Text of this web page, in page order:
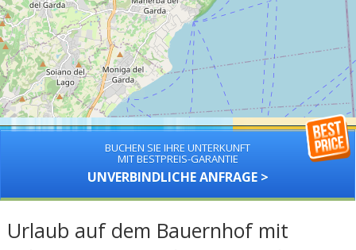
BUCHEN SIE IHRE UNTERKUNFT
MIT BESTPREIS-GARANTIE
UNVERBINDLICHE ANFRAGE >
Urlaub auf dem Bauernhof mit